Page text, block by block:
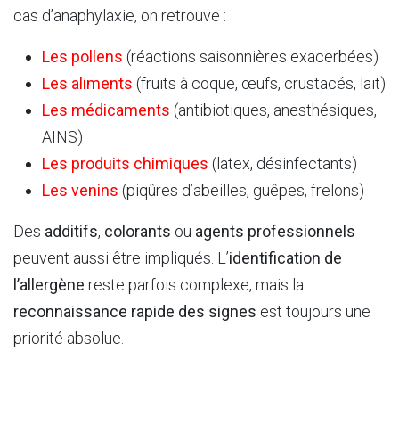
cas d’anaphylaxie, on retrouve :
Les pollens (réactions saisonnières exacerbées)
Les aliments (fruits à coque, œufs, crustacés, lait)
Les médicaments (antibiotiques, anesthésiques,
AINS)
Les produits chimiques (latex, désinfectants)
Les venins (piqûres d’abeilles, guêpes, frelons)
Des additifs, colorants ou agents professionnels
peuvent aussi être impliqués. L’identification de
l’allergène reste parfois complexe, mais la
reconnaissance rapide des signes est toujours une
priorité absolue.